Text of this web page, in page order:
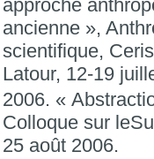
approche
ancienne »,
scientifique,
Latour, 12-19
2006. «
Colloque sur
25 août 2006.